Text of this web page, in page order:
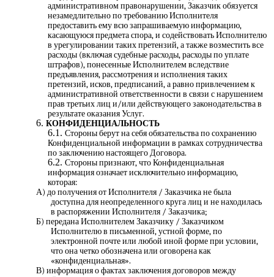
административном правонарушении, Заказчик обязуется
незамедлительно по требованию Исполнителя
предоставить ему всю запрашиваемую информацию,
касающуюся предмета спора, и содействовать Исполнителю
в урегулировании таких претензий, а также возместить все
расходы (включая судебные расходы, расходы по уплате
штрафов), понесенные Исполнителем вследствие
предъявления, рассмотрения и исполнения таких
претензий, исков, предписаний, а равно привлечением к
административной ответственности в связи с нарушением
прав третьих лиц и/или действующего законодательства в
результате оказания Услуг.
КОНФИДЕНЦИАЛЬНОСТЬ
Стороны берут на себя обязательства по сохранению
Конфиденциальной информации в рамках сотрудничества
по заключению настоящего Договора.
Стороны признают, что Конфиденциальная
информация означает исключительно информацию,
которая:
А) до получения от Исполнителя / Заказчика не была
доступна для неопределенного круга лиц и не находилась
в распоряжении Исполнителя / Заказчика;
Б) передана Исполнителем Заказчику / Заказчиком
Исполнителю в письменной, устной форме, по
электронной почте или любой иной форме при условии,
что она четко обозначена или оговорена как
«конфиденциальная».
В) информация о фактах заключения договоров между